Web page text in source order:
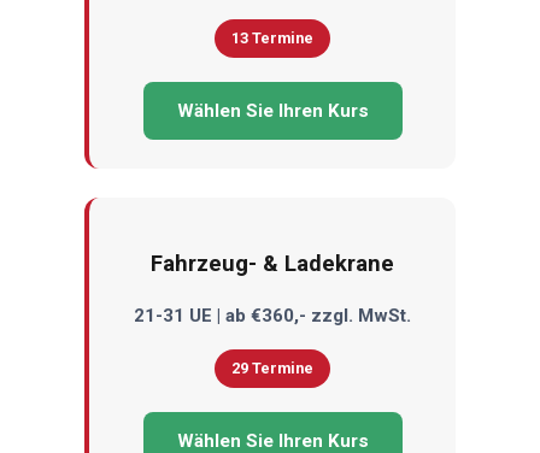
13 Termine
Wählen Sie Ihren Kurs
Fahrzeug- & Ladekrane
21-31 UE | ab €360,- zzgl. MwSt.
29 Termine
Wählen Sie Ihren Kurs